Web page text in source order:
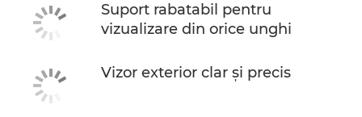
Suport rabatabil pentru
vizualizare din orice unghi
Vizor exterior clar şi precis